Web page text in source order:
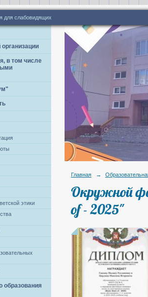
для слабовидящих
в том числе
этики
образования
Главная →
Окружной
of - 2025"